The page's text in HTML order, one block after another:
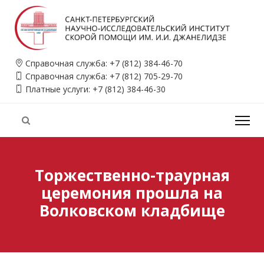
Справочная служба: +7 (812) 384-46-70
Справочная служба: +7 (812) 705-29-70
Платные услуги: +7 (812) 384-46-30
Торжественно-траурная
церемония прошла на
Волковском кладбище